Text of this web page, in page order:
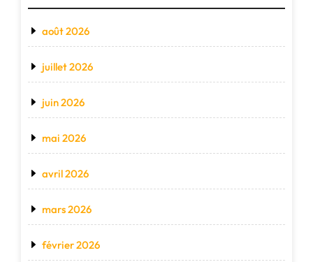
août 2026
juillet 2026
juin 2026
mai 2026
avril 2026
mars 2026
février 2026